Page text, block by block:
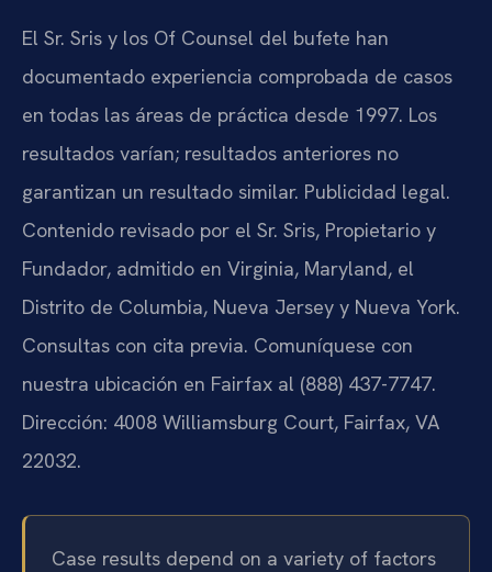
El Sr. Sris y los Of Counsel del bufete han
documentado experiencia comprobada de casos
en todas las áreas de práctica desde 1997. Los
resultados varían; resultados anteriores no
garantizan un resultado similar. Publicidad legal.
Contenido revisado por el Sr. Sris, Propietario y
Fundador, admitido en Virginia, Maryland, el
Distrito de Columbia, Nueva Jersey y Nueva York.
Consultas con cita previa. Comuníquese con
nuestra ubicación en Fairfax al (888) 437-7747.
Dirección: 4008 Williamsburg Court, Fairfax, VA
22032.
Case results depend on a variety of factors